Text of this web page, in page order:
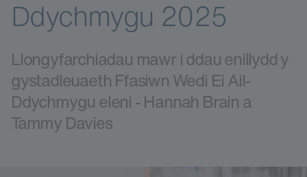
Ddychmygu 2025
Llongyfarchiadau mawr i ddau enillydd y
gystadleuaeth Ffasiwn Wedi Ei Ail-
Ddychmygu eleni - Hannah Brain a
Tammy Davies